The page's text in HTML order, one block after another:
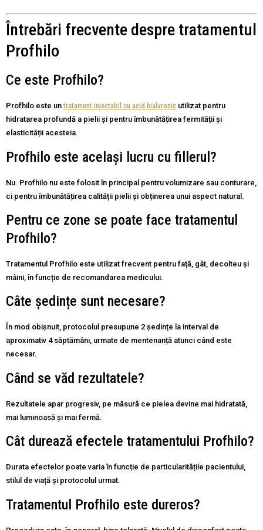
Întrebări frecvente despre tratamentul
Profhilo
Ce este Profhilo?
Profhilo este untratament injectabil cu acid hialuronic utilizat pentru
hidratarea profundă a pielii și pentru îmbunătățirea fermității și
elasticității acesteia.
Profhilo este același lucru cu fillerul?
Nu. Profhilo nu este folosit în principal pentru volumizare sau conturare,
ci pentru îmbunătățirea calității pielii și obținerea unui aspect natural.
Pentru ce zone se poate face tratamentul
Profhilo?
Tratamentul Profhilo este utilizat frecvent pentru față, gât, decolteu și
mâini, în funcție de recomandarea medicului.
Câte ședințe sunt necesare?
În mod obișnuit, protocolul presupune 2 ședințe la interval de
aproximativ 4 săptămâni, urmate de mentenanță atunci când este
necesar.
Când se văd rezultatele?
Rezultatele apar progresiv, pe măsură ce pielea devine mai hidratată,
mai luminoasă și mai fermă.
Cât durează efectele tratamentului Profhilo?
Durata efectelor poate varia în funcție de particularitățile pacientului,
stilul de viață și protocolul urmat.
Tratamentul Profhilo este dureros?